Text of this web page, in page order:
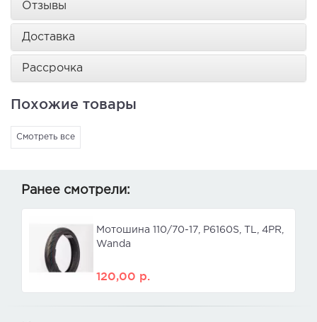
Отзывы
Доставка
Рассрочка
Похожие товары
Смотреть все
Ранее смотрели:
Мотошина 110/70-17, P6160S, TL, 4PR,
Wanda
120,00 р.